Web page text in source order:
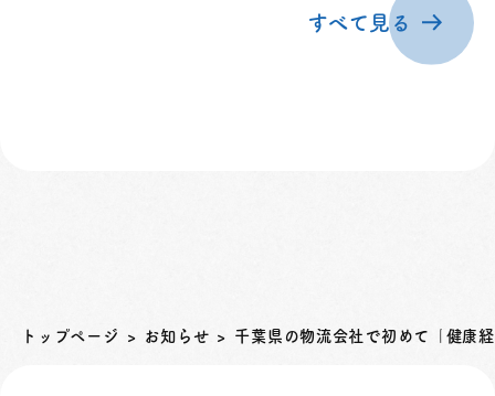
すべて見る
トップページ お知らせ 千葉県の物流会社で初めて「健康